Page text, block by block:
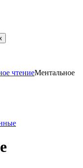
чтениеМентальное